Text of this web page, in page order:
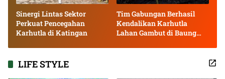
Sinergi Lintas Sektor
Perkuat Pencegahan
Karhutla di Katingan
Tim Gabungan Berhasil
Kendalikan Karhutla
Lahan Gambut di Baung
LIFE STYLE